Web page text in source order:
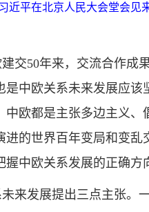
近平在北京人民大会堂会
50年来，交流合作成
是中欧关系未来发展应
中欧都是主张多边主义
进的世界百年变局和变
握中欧关系发展的正确
发展提出三点主张。